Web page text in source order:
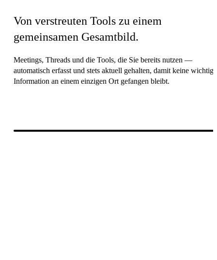
Von verstreuten Tools zu einem
gemeinsamen Gesamtbild.
Meetings, Threads und die Tools, die Sie bereits nutzen —
automatisch erfasst und stets aktuell gehalten, damit keine wichtige
Information an einem einzigen Ort gefangen bleibt.